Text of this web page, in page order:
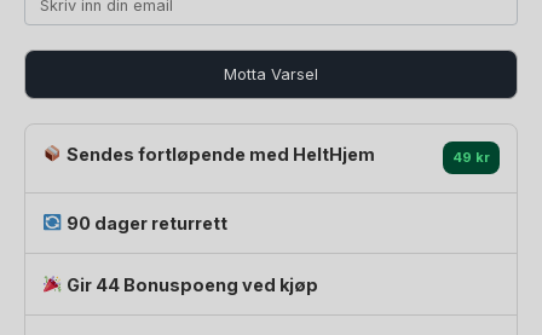
Motta Varsel
Sendes fortløpende med HeltHjem 49 kr
90 dager returrett
Gir 44 Bonuspoeng ved kjøp